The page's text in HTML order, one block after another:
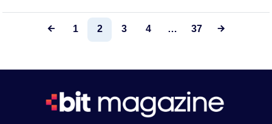
1 2 3 4 … 37